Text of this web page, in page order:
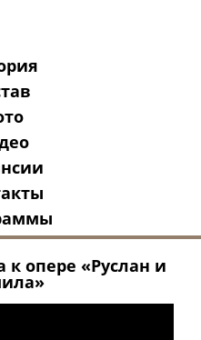
опере «Руслан и